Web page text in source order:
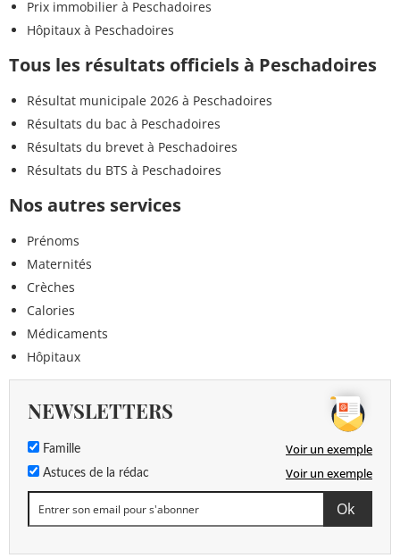
Prix immobilier à Peschadoires
Hôpitaux à Peschadoires
Tous les résultats officiels à Peschadoires
Résultat municipale 2026 à Peschadoires
Résultats du bac à Peschadoires
Résultats du brevet à Peschadoires
Résultats du BTS à Peschadoires
Nos autres services
Prénoms
Maternités
Crèches
Calories
Médicaments
Hôpitaux
NEWSLETTERS
Famille Voir un exemple
Astuces de la rédac Voir un exemple